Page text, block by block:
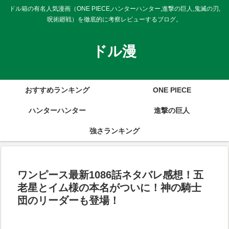
ドル箱の有名人気漫画（ONE PIECE,ハンターハンター,進撃の巨人,鬼滅の刃,
呪術廻戦）を徹底的に考察レビューするブログ。
ドル漫
おすすめランキング ONE PIECE
ハンターハンター 進撃の巨人
強さランキング
ワンピース最新1086話ネタバレ感想！五
老星とイム様の本名がついに！神の騎士
団のリーダーも登場！